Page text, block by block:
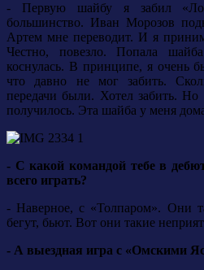
- Первую шайбу я забил
большинство. Иван Морозов
Артем мне переводит. И я
Честно, повезло. Попала
коснулась. В принципе, я очень
что давно не мог забить.
передачи были. Хотел забить. Но
получилось. Эта шайба у меня
- С какой командой тебе в
всего играть?
- Наверное, с «Толпаром». Они
бегут, бьют. Вот они такие
- А выездная игра с «Омскими